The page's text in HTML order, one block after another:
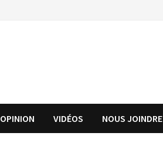
OPINION VIDÉOS NOUS JOINDRE